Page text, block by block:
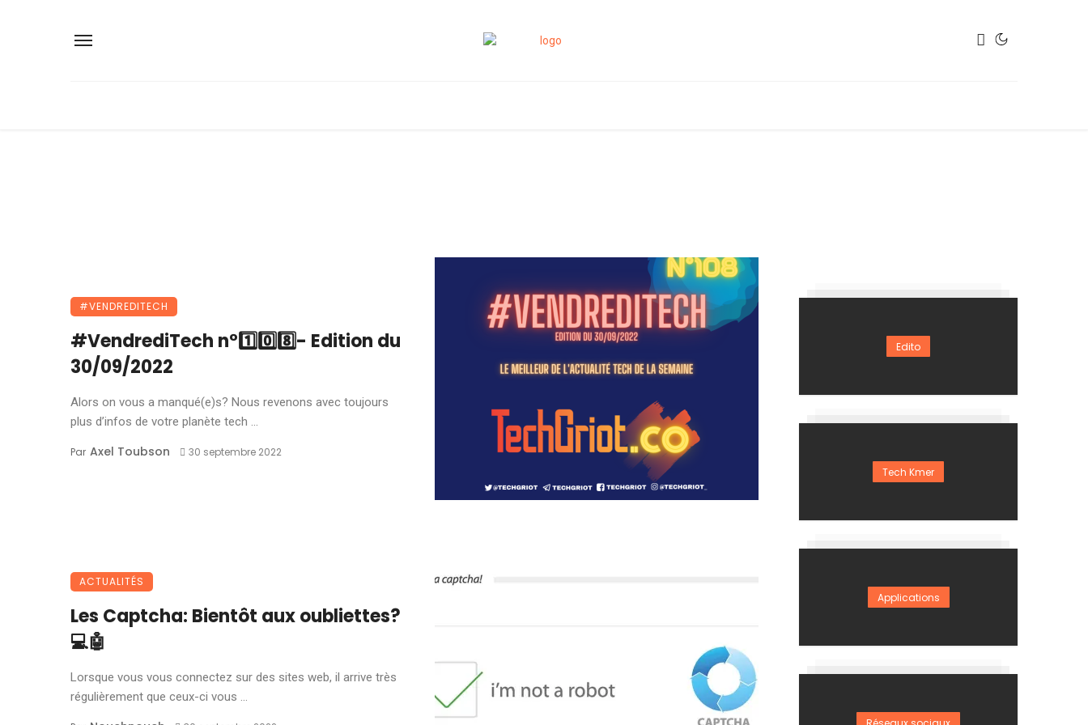
#VENDREDITECH
#VendrediTech n°1️⃣0️⃣8️⃣- Edition du
30/09/2022
Alors on vous a manqué(e)s? Nous revenons avec toujours
plus d’infos de votre planète tech ...
Par Axel Toubson 30 septembre 2022
ACTUALITÉS
Les Captcha: Bientôt aux oubliettes?
💻🤖
Lorsque vous vous connectez sur des sites web, il arrive très
régulièrement que ceux-ci vous ...
Edito
Tech Kmer
Applications